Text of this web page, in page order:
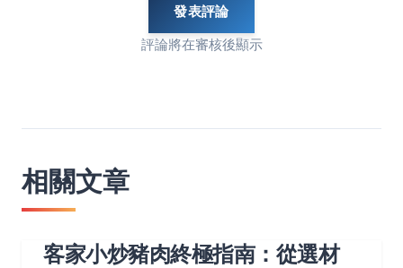
發表評論
評論將在審核後顯示
相關文章
客家小炒豬肉終極指南：從選材